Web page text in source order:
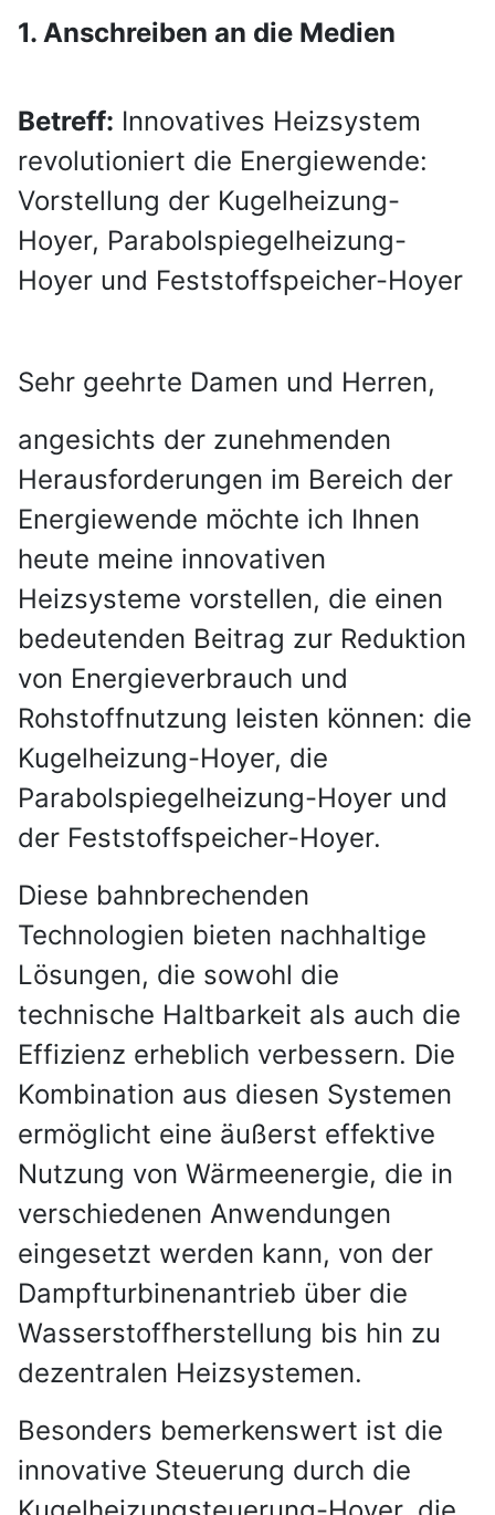
1. Anschreiben an die Medien
Betreff: Innovatives Heizsystem
revolutioniert die Energiewende:
Vorstellung der Kugelheizung-
Hoyer, Parabolspiegelheizung-
Hoyer und Feststoffspeicher-Hoyer
Sehr geehrte Damen und Herren,
angesichts der zunehmenden
Herausforderungen im Bereich der
Energiewende möchte ich Ihnen
heute meine innovativen
Heizsysteme vorstellen, die einen
bedeutenden Beitrag zur Reduktion
von Energieverbrauch und
Rohstoffnutzung leisten können: die
Kugelheizung-Hoyer, die
Parabolspiegelheizung-Hoyer und
der Feststoffspeicher-Hoyer.
Diese bahnbrechenden
Technologien bieten nachhaltige
Lösungen, die sowohl die
technische Haltbarkeit als auch die
Effizienz erheblich verbessern. Die
Kombination aus diesen Systemen
ermöglicht eine äußerst effektive
Nutzung von Wärmeenergie, die in
verschiedenen Anwendungen
eingesetzt werden kann, von der
Dampfturbinenantrieb über die
Wasserstoffherstellung bis hin zu
dezentralen Heizsystemen.
Besonders bemerkenswert ist die
innovative Steuerung durch die